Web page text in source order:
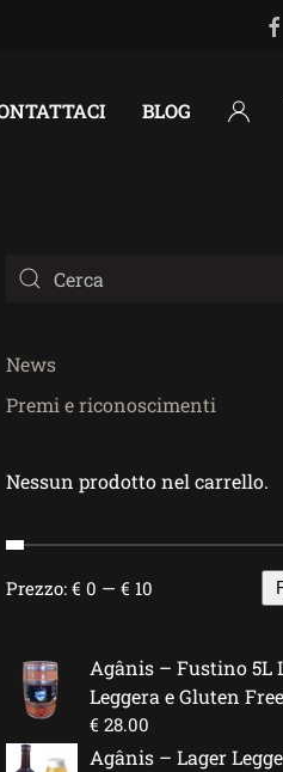
BLOG
News
Premi e riconoscimenti
Nessun prodotto nel carrello.
Prezzo
Prezzo
Prezzo: € 0 — € 10
Agânis – Fustino 5L
Leggera e Gluten Free
€ 28.00
Agânis – Lager